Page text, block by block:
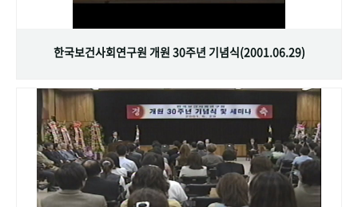
한국보건사회연구원 개원 30주년 기념식(2001.06.29)